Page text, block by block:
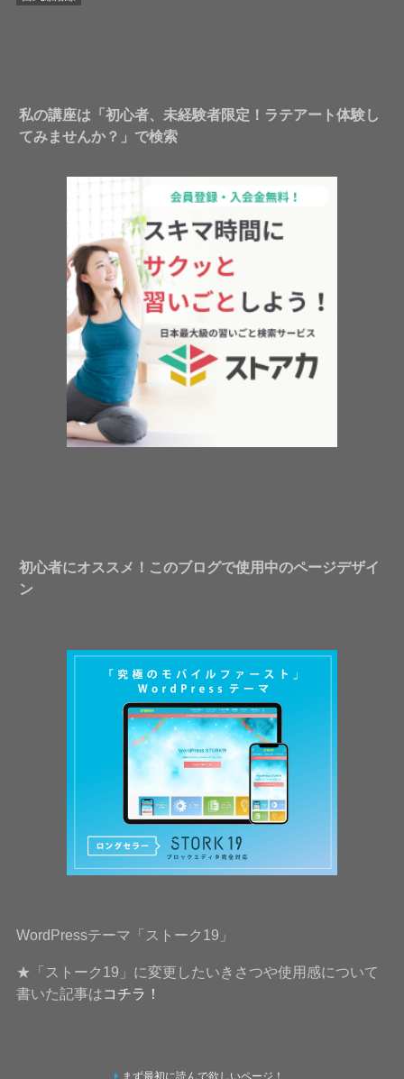
私の講座は「初心者、未経験者限定！ラテアート体験し
てみませんか？」で検索
初心者にオススメ！このブログで使用中のページデザイ
ン
WordPressテーマ「ストーク19」
★「ストーク19」に変更したいきさつや使用感について
書いた記事はコチラ！
まず最初に読んで欲しいページ！